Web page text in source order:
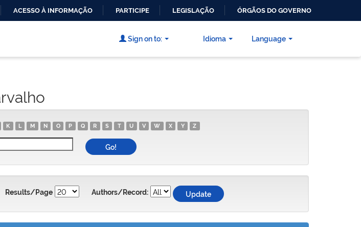
CONTEÚDO
ACESSO À INFORMAÇÃO PARTICIPE LEGISLAÇÃO ÓRGÃOS DO GOVERNO
Language
Sign on to: Idioma
K L M N O P Q R S T U V W X Y Z
Results/Page Authors/Record: